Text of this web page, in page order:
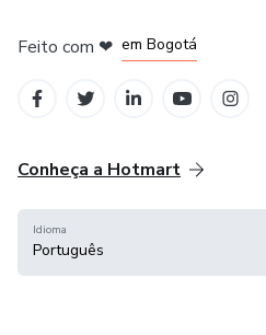
Feito com ❤ em Bogotá
Conheça a Hotmart
Idioma
Português